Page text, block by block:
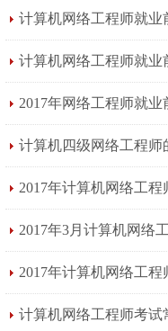
计算机网络工程师就业
计算机网络工程师就业
2017年网络工程师就业
计算机四级网络工程师
2017年计算机网络工程
2017年3月计算机网络
2017年计算机网络工
计算机网络工程师考试